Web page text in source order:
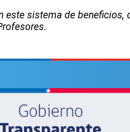
este sistema de beneficios,